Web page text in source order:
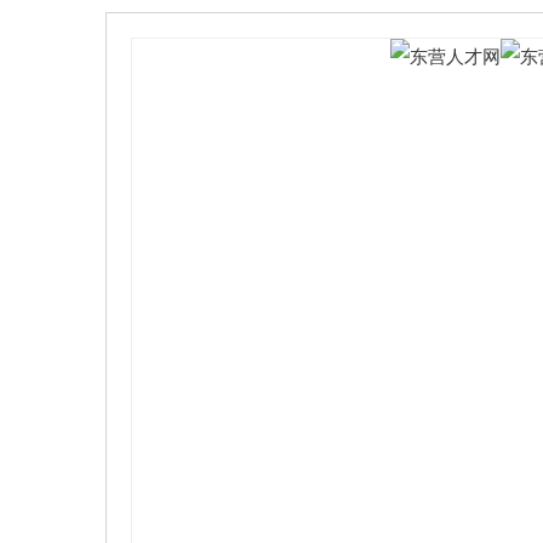
生/大学本科/大学专科；（3）申报人是指团
定，不得更改；（4）表格中所涉及的各项